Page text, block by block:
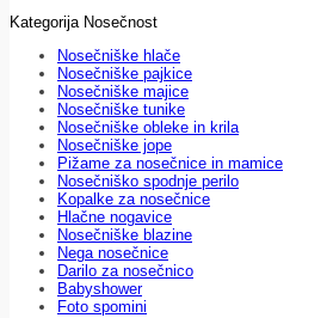
Kategorija Nosečnost
Nosečniške hlače
Nosečniške pajkice
Nosečniške majice
Nosečniške tunike
Nosečniške obleke in krila
Nosečniške jope
Pižame za nosečnice in mamice
Nosečniško spodnje perilo
Kopalke za nosečnice
Hlačne nogavice
Nosečniške blazine
Nega nosečnice
Darilo za nosečnico
Babyshower
Foto spomini